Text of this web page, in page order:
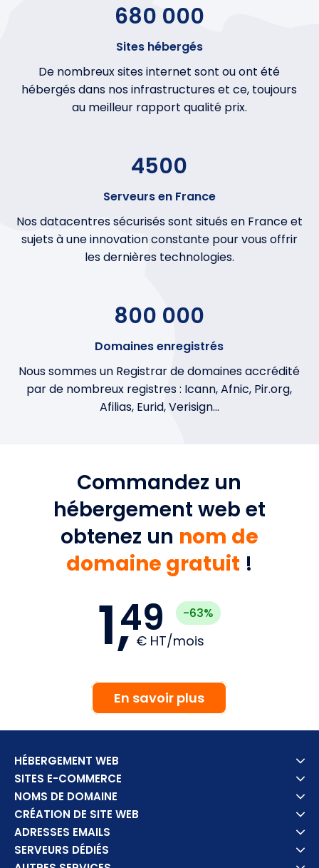
680 000
Sites hébergés
De nombreux sites internet sont ou ont été
hébergés dans nos infrastructures et ce, toujours
au meilleur rapport qualité prix.
4500
Serveurs en France
Nos datacentres sécurisés sont situés en France et
sujets à une innovation constante pour vous offrir
les dernières technologies.
800 000
Domaines enregistrés
Nous sommes un Registrar de domaines accrédité
par de nombreux registres : Icann, Afnic, Pir.org,
Afilias, Eurid, Verisign…
Commandez un
hébergement web et
obtenez un nom de
domaine gratuit !
1,49
€ HT/mois
-63%
En savoir plus
HÉBERGEMENT WEB
SITES E-COMMERCE
NOMS DE DOMAINE
CRÉATION DE SITE WEB
ADRESSES EMAILS
SERVEURS DÉDIÉS